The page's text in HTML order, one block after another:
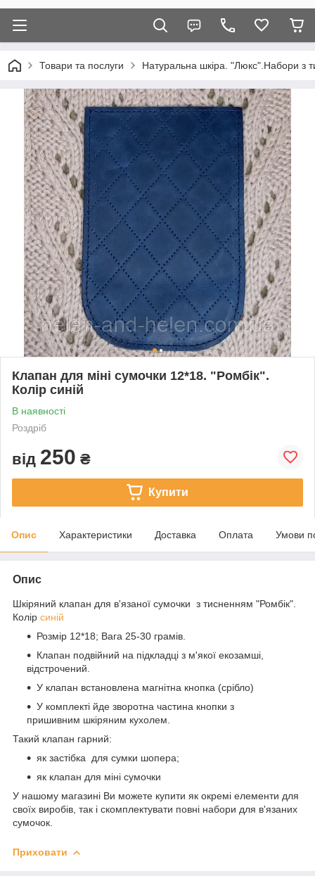
Товари та послуги Натуральна шкіра. "Люкс".Набори з
Клапан для міні сумочки 12*18. "Ромбік".
Колір синій
В наявності
Роздріб
від 250 ₴
Купити
Опис Характеристики Доставка Оплата Умови
Опис
Шкіряний клапан для в'язаної сумочки з тисненням "Ромбік".
Колір синій
Розмір 12*18; Вага 25-30 грамів.
Клапан подвійний на підкладці з м'якої екозамші,
відстрочений.
У клапан встановлена магнітна кнопка (срібло)
У комплекті йде зворотна частина кнопки з
пришивним шкіряним кухолем.
Такий клапан гарний:
як застібка для сумки шопера;
як клапан для міні сумочки
У нашому магазині Ви можете купити як окремі елементи для
своїх виробів, так і скомплектувати повні набори для в'язаних
сумочок.
Приховати